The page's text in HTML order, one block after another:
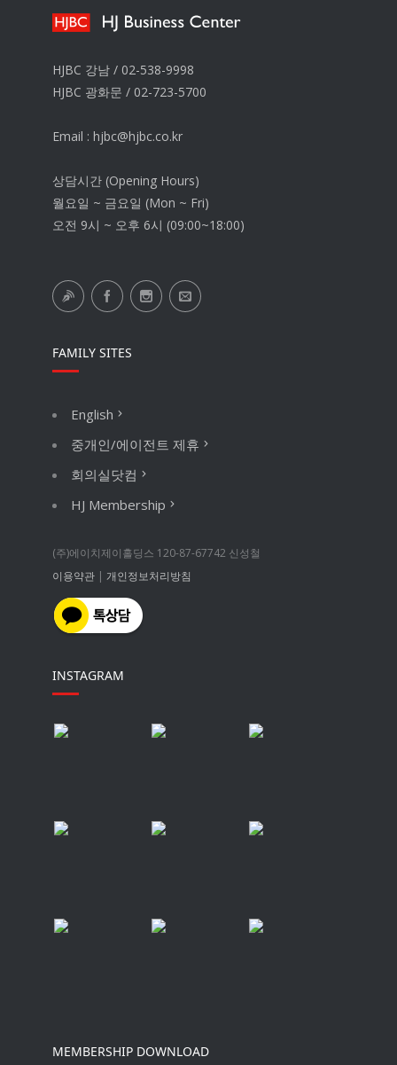
HJBC 강남 / 02-538-9998
HJBC 광화문 / 02-723-5700
Email : hjbc@hjbc.co.kr
상담시간 (Opening Hours)
월요일 ~ 금요일 (Mon ~ Fri)
오전 9시 ~ 오후 6시 (09:00~18:00)
FAMILY SITES
English
중개인/에이전트 제휴
회의실닷컴
HJ Membership
(주)에이치제이홀딩스 120-87-67742 신성철
이용약관 | 개인정보처리방침
INSTAGRAM
MEMBERSHIP DOWNLOAD